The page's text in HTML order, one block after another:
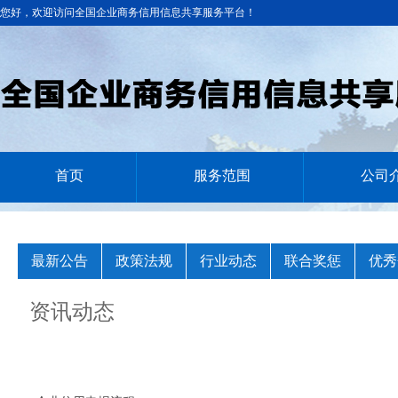
您好，欢迎访问全国企业商务信用信息共享服务平台！
首页 服务范围 公司
最新公告 政策法规 行业动态 联合奖惩 优
资讯动态